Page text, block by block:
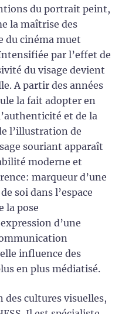
du portrait peint,
la maîtrise des
du cinéma muet
par l’effet de
du visage devient
A partir des années
la fait adopter en
et de la
l’illustration de
souriant apparaît
moderne et
marqueur d’une
soi dans l’espace
la pose
d’une
influence des
en plus médiatisé.
cultures visuelles,